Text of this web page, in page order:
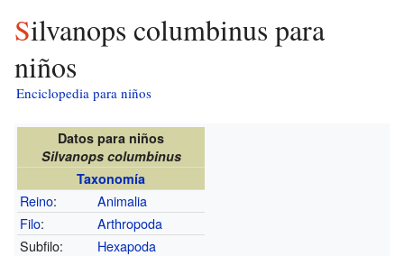
Silvanops columbinus para
niños
Enciclopedia para niños
Datos para niños
Silvanops columbinus
Taxonomía
Reino:
Animalia
Filo:
Arthropoda
Subfilo:
Hexapoda